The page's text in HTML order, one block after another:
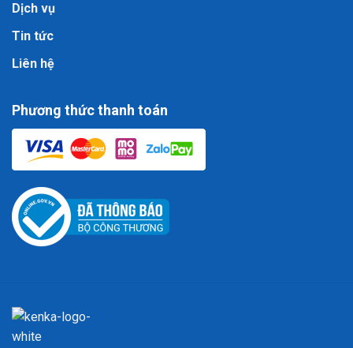
Dịch vụ
Tin tức
Liên hệ
Phương thức thanh toán